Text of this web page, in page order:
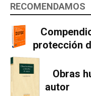
RECOMENDAMOS
protección
Obras
autor